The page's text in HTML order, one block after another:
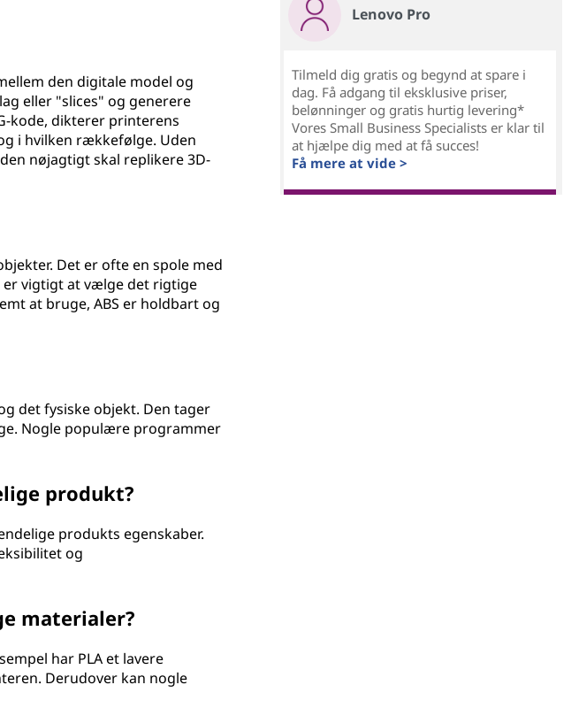
den digitale model og
eller "slices" og generere
kode, dikterer printerens
i hvilken rækkefølge. Uden
nøjagtigt skal replikere 3D-
Det er ofte en spole med
er vigtigt at vælge det rigtige
at bruge, ABS er holdbart og
det fysiske objekt. Den tager
Nogle populære programmer
produkt?
produkts egenskaber.
og
materialer?
har PLA et lavere
Derudover kan nogle
Lenovo Pro
Tilmeld dig gratis og begynd at spare i
dag. Få adgang til eksklusive priser,
belønninger og gratis hurtig levering*
Vores Small Business Specialists er klar til
at hjælpe dig med at få succes!
Få mere at vide >